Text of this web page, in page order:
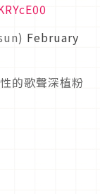
February
的歌聲深植粉